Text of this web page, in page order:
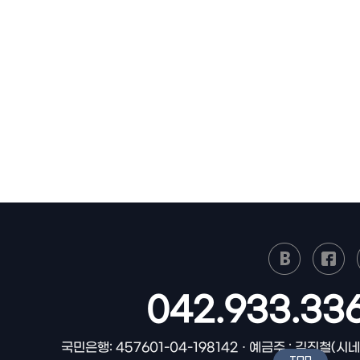
국민은행: 457601-04-198142 · 예금주 : 김진철(시